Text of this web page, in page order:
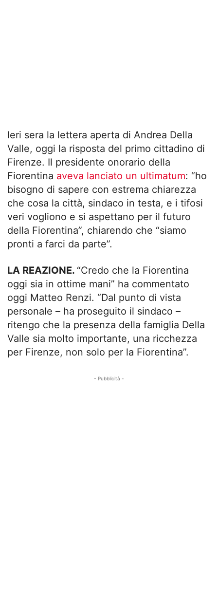
Ieri sera la lettera aperta di Andrea Della
Valle, oggi la risposta del primo cittadino di
Firenze. Il presidente onorario della
Fiorentina aveva lanciato un ultimatum: “ho
bisogno di sapere con estrema chiarezza
che cosa la città, sindaco in testa, e i tifosi
veri vogliono e si aspettano per il futuro
della Fiorentina”, chiarendo che “siamo
pronti a farci da parte”.
LA REAZIONE. “Credo che la Fiorentina
oggi sia in ottime mani” ha commentato
oggi Matteo Renzi. “Dal punto di vista
personale – ha proseguito il sindaco –
ritengo che la presenza della famiglia Della
Valle sia molto importante, una ricchezza
per Firenze, non solo per la Fiorentina”.
- Pubblicità -